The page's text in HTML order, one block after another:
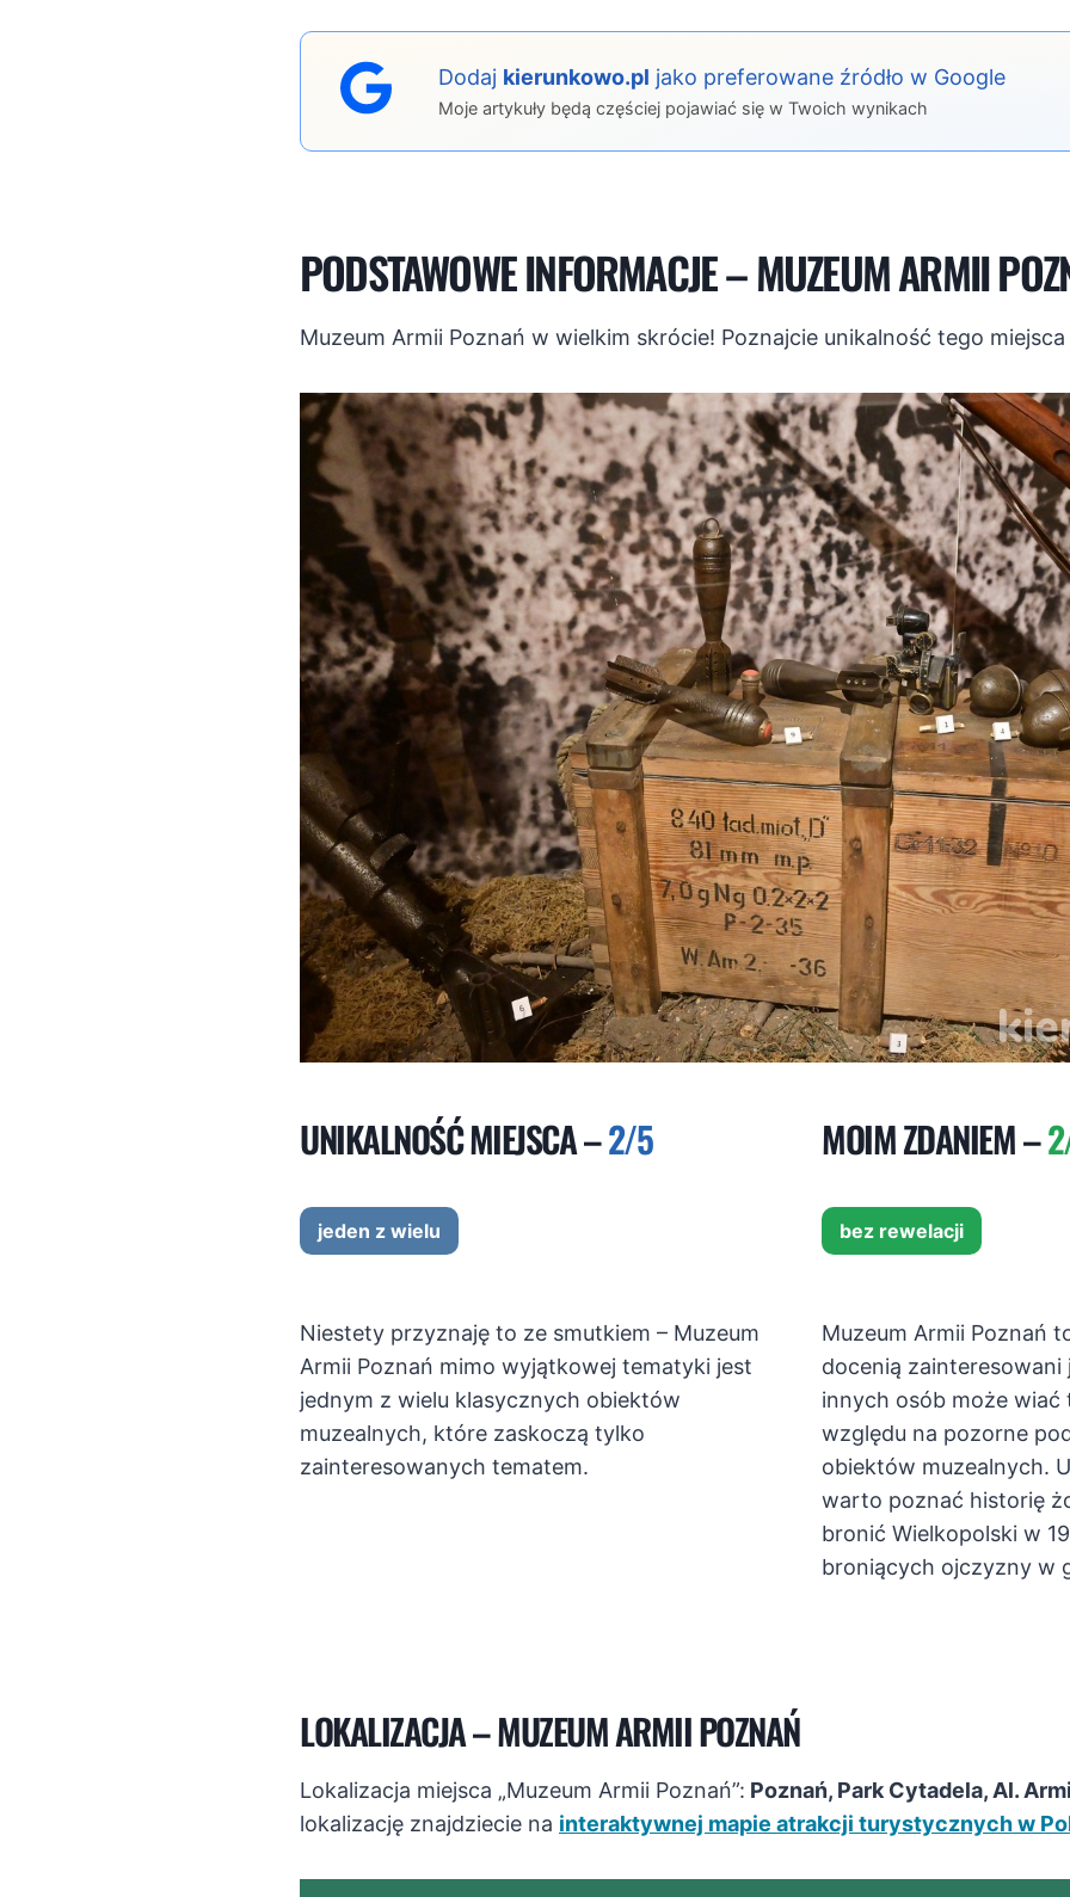
Dodaj kierunkowo.pl jako preferowane źródło w Google
Moje artykuły będą częściej pojawiać się w Twoich wynikach
PODSTAWOWE INFORMACJE – MUZEUM ARMII
Muzeum Armii Poznań w wielkim skrócie! Poznajcie unikalność tego
UNIKALNOŚĆ MIEJSCA –2/5
jeden z wielu
Niestety przyznaję to ze smutkiem – Muzeum
Armii Poznań mimo wyjątkowej tematyki jest
jednym z wielu klasycznych obiektów
muzealnych, które zaskoczą tylko
zainteresowanych tematem.
MOIM ZDANIEM –
bez rewelacji
Muzeum Armii Poznań
docenią zainteresowani
innych osób może wiać
względu na pozorne
obiektów muzealnych.
warto poznać historię
bronić Wielkopolski w
broniących ojczyzny w
LOKALIZACJA – MUZEUM ARMII POZNAŃ
Lokalizacja miejsca „Muzeum Armii Poznań”: Poznań, Park Cytadela, Al.
lokalizację znajdziecie na interaktywnej mapie atrakcji turystycznych w